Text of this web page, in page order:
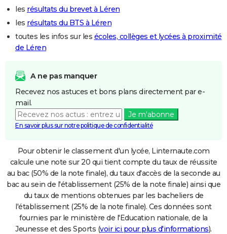
les résultats du brevet à Léren
les résultats du BTS à Léren
toutes les infos sur les écoles, collèges et lycées à proximité
de Léren
A ne pas manquer
Recevez nos astuces et bons plans directement par e-
mail.
Je m'abonne
En savoir plus sur notre politique de confidentialité
Pour obtenir le classement d'un lycée, Linternaute.com
calcule une note sur 20 qui tient compte du taux de réussite
au bac (50% de la note finale), du taux d'accès de la seconde au
bac au sein de l'établissement (25% de la note finale) ainsi que
du taux de mentions obtenues par les bacheliers de
l'établissement (25% de la note finale). Ces données sont
fournies par le ministère de l'Education nationale, de la
Jeunesse et des Sports (voir ici pour plus d'informations).